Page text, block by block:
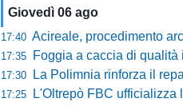
Giovedì 06 ago
17:40 Acireale, procedimento
17:35 Foggia a caccia di qualità in
17:30 La Polimnia rinforza il
17:25 L'Oltrepò FBC ufficializza